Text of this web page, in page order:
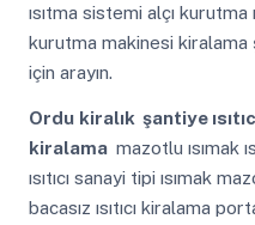
ısıtma sistemi alçı
kurutma makinesi
için arayın.
Ordu kiralık şantiye
kiralama mazotlu ısımak
ısıtıcı sanayi tipi ısımak
bacasız ısıtıcı kiralama